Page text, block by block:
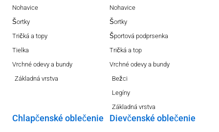
Nohavice
Šortky
Tričká a topy
Tielka
Vrchné odevy a bundy
Základná vrstva
Nohavice
Šortky
Športová podprsenka
Tričká a top
Vrchné odevy a bundy
Bežci
Legíny
Základná vrstva
Chlapčenské oblečenie Dievčenské oblečenie